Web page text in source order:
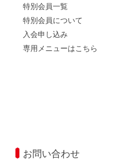
特別会員一覧
特別会員について
入会申し込み
専用メニューはこちら
お問い合わせ